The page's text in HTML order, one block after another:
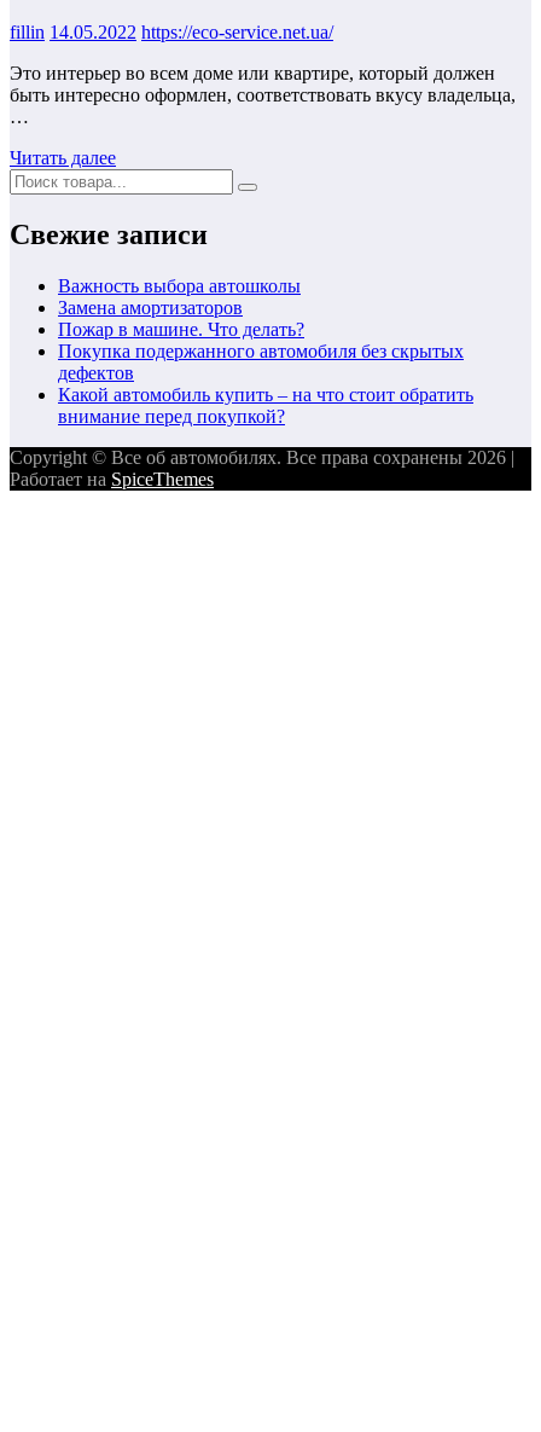
fillin 14.05.2022 https://eco-service.net.ua/
Это интерьер во всем доме или квартире, который должен
быть интересно оформлен, соответствовать вкусу владельца,
…
Читать далее
Свежие записи
Важность выбора автошколы
Замена амортизаторов
Пожар в машине. Что делать?
Покупка подержанного автомобиля без скрытых
дефектов
Какой автомобиль купить – на что стоит обратить
внимание перед покупкой?
Copyright © Все об автомобилях. Все права сохранены 2026 |
Работает на SpiceThemes